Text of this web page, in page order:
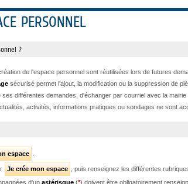
PERSONNEL
?
de l'espace personnel sont réutilisées lors de futures
sécurisé permet l'ajout, la modification ou la suppression de
ses différentes demandes, d'échanger par courriel avec la mairie
activités, informations pratiques ou sondages ne sont
espace
Je crée mon espace
, puis renseignez les différentes
d'un astérisque (*) doivent être obligatoirement